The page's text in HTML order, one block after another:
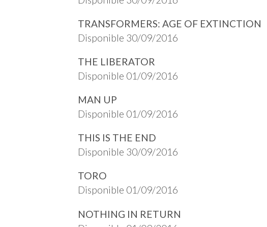
TRANSFORMERS: AGE OF EXTINCTION
Disponible 30/09/2016
THE LIBERATOR
Disponible 01/09/2016
MAN UP
Disponible 01/09/2016
THIS IS THE END
Disponible 30/09/2016
TORO
Disponible 01/09/2016
NOTHING IN RETURN